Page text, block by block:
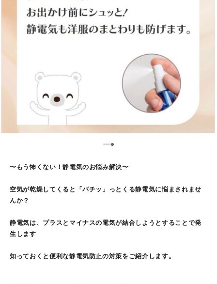
1234
〜もう怖くない！静電気のお悩み解決〜
空気が乾燥してくると「パチッ」っとくる静電気に悩まされませ
んか？
静電気は、プラスとマイナスの電気が結合しようとすることで発
生します
知っておくと便利な静電気防止の対策をご紹介します。